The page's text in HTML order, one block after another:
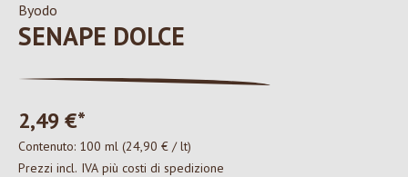
Byodo
SENAPE DOLCE
2,49 €*
Contenuto: 100 ml (24,90 € / lt)
Prezzi incl. IVA più costi di spedizione